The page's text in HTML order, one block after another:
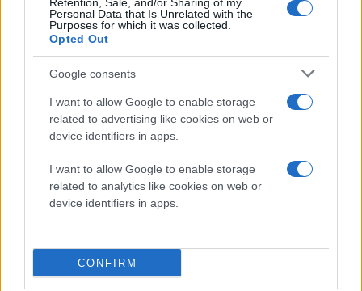
Personal Data that Is Unrelated with the
Purposes for which it was collected.
Opted Out
Google consents
I want to allow Google to enable storage
related to advertising like cookies on web or
device identifiers in apps.
I want to allow Google to enable storage
related to analytics like cookies on web or
device identifiers in apps.
CONFIRM